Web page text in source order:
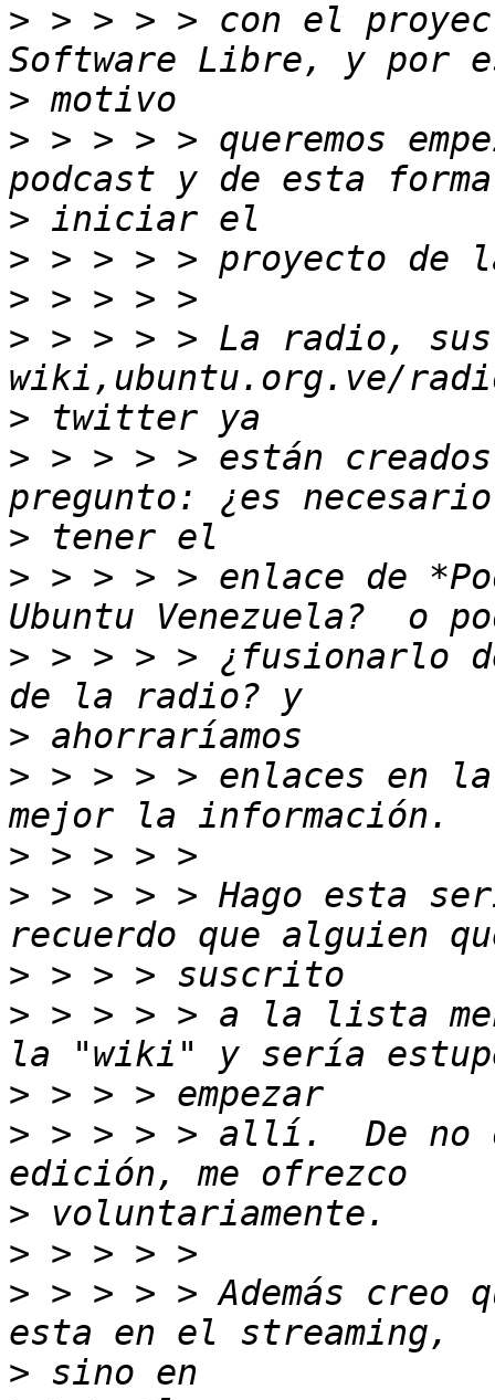
> > > > > con el
>
> > > > > queremos
>
>
>
> > > > > La radio,
>
> > > > > están
>
> > > > > enlace de
> > > > > ¿fusionarlo
>
> > > > > enlaces en
>
> > > > > Hago esta
>
> > > > > a la lista
>
> > > > > allí.  De no
>
>
> > > > > Además
>